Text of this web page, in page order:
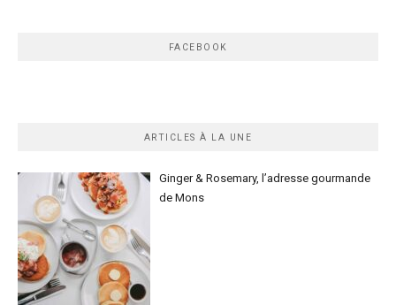
FACEBOOK
ARTICLES À LA UNE
Ginger & Rosemary, l’adresse gourmande
de Mons